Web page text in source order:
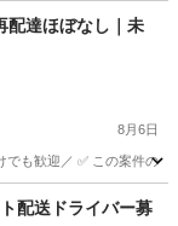
配達ほぼなし｜未
8月6日
も歓迎／ ✅ この案件の
配送ドライバー募